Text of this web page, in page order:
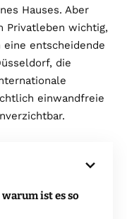
Hauses. Aber
Privatleben wichtig,
entscheidende
die
einwandfreie
ist es so